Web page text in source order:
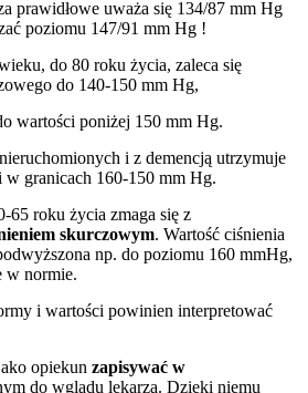
prawidłowe uważa się 134/87 mm Hg
poziomu 147/91 mm Hg !
do 80 roku życia, zaleca się
do 140-150 mm Hg,
wartości poniżej 150 mm Hg.
i z demencją utrzymuje
w granicach 160-150 mm Hg.
65 roku życia zmaga się z
skurczowym. Wartość ciśnienia
np. do poziomu 160 mmHg,
w normie.
i wartości powinien interpretować
opiekun zapisywać w
do wglądu lekarza. Dzięki niemu